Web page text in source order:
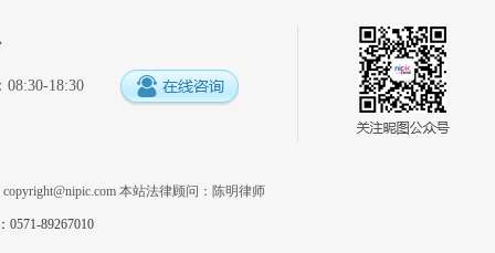
08:30-18:30
copyright@nipic.com 本站法律顾问：陈明律师
89267010